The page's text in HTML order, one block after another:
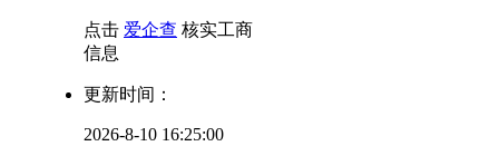
点击 爱企查 核实工商
信息
更新时间：
2026-8-10 16:25:00